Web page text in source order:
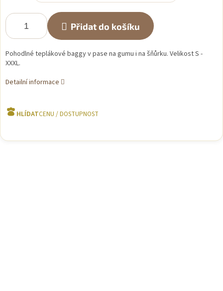
Přidat do košíku
Pohodlné teplákové baggy v pase na gumu i na šňůrku. Velikost S -
XXXL.
Detailní informace
HLÍDAT